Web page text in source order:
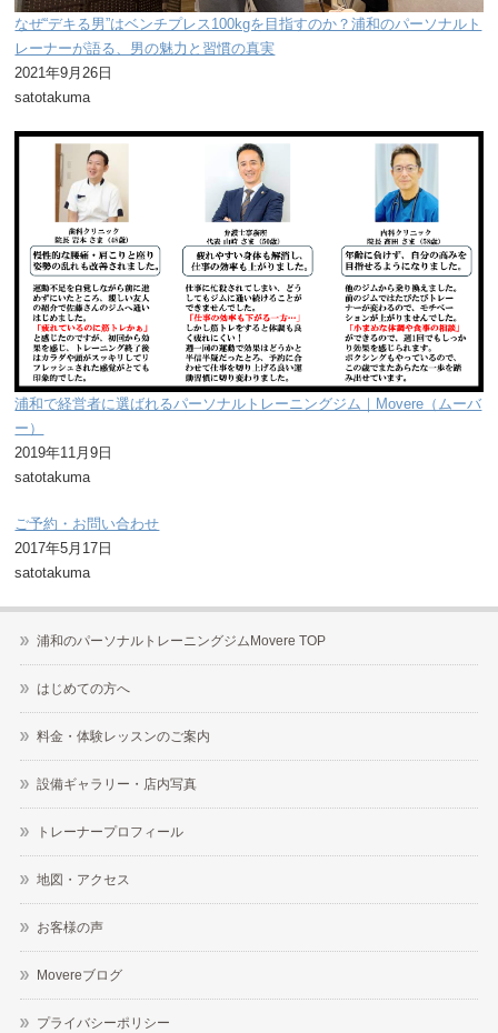
なぜ“デキる男”はベンチプレス100kgを目指すのか？浦和のパーソナルト
レーナーが語る、男の魅力と習慣の真実
2021年9月26日
satotakuma
浦和で経営者に選ばれるパーソナルトレーニングジム｜Movere（ムーバ
ー）
2019年11月9日
satotakuma
ご予約・お問い合わせ
2017年5月17日
satotakuma
浦和のパーソナルトレーニングジムMovere TOP
はじめての方へ
料金・体験レッスンのご案内
設備ギャラリー・店内写真
トレーナープロフィール
地図・アクセス
お客様の声
Movereブログ
プライバシーポリシー